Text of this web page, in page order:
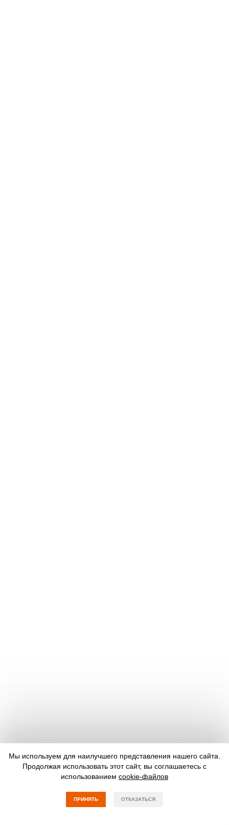
Мы используем для наилучшего представления нашего сайта.
Продолжая использовать этот сайт, вы соглашаетесь с
использованием cookie-файлов
ПРИНЯТЬ ОТКАЗАТЬСЯ